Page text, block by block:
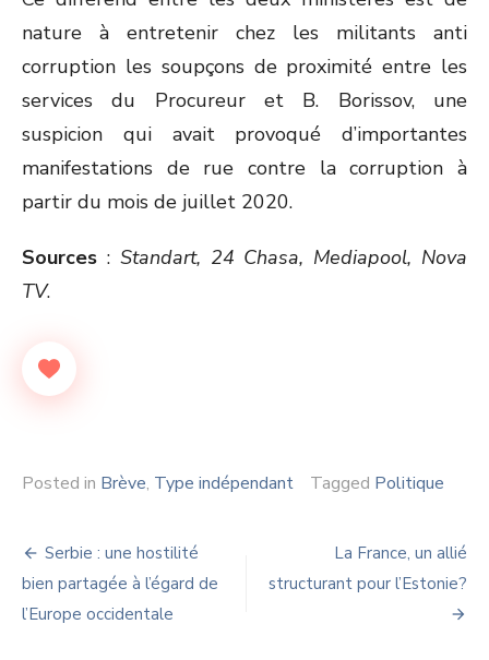
nature à entretenir chez les militants anti
corruption les soupçons de proximité entre les
services du Procureur et B. Borissov, une
suspicion qui avait provoqué d’importantes
manifestations de rue contre la corruption à
partir du mois de juillet 2020.
Sources : Standart, 24 Chasa, Mediapool, Nova
TV.
Posted in Brève, Type indépendant Tagged Politique
Navigation
de
l’article
Serbie : une hostilité
bien partagée à l’égard de
l’Europe occidentale
La France, un allié
structurant pour l’Estonie?